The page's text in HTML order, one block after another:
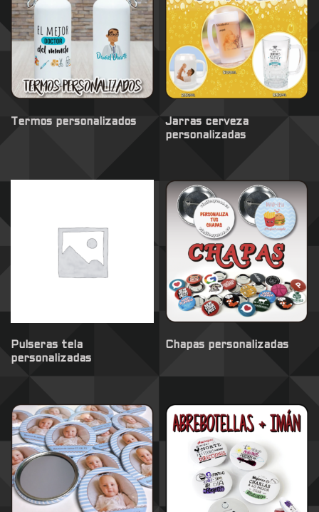
Termos personalizados
Jarras cerveza
personalizadas
Pulseras tela
personalizadas
Chapas personalizadas